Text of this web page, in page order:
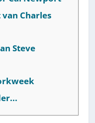
Charles
Steve